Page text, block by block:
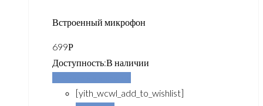
Встроенный микрофон
699Р
Доступность:В наличии
[yith_wcwl_add_to_wishlist]